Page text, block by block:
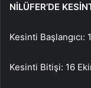
NİLÜFER’DE
Kesinti
Kesinti Bitişi: 16